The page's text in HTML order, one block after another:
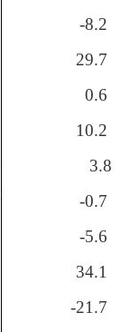
-8.2
29.7
0.6
10.2
3.8
-0.7
-5.6
34.1
-21.7